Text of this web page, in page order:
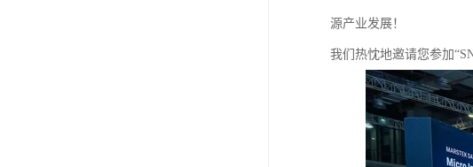
源产业发展！
我们热忱地邀请您参加